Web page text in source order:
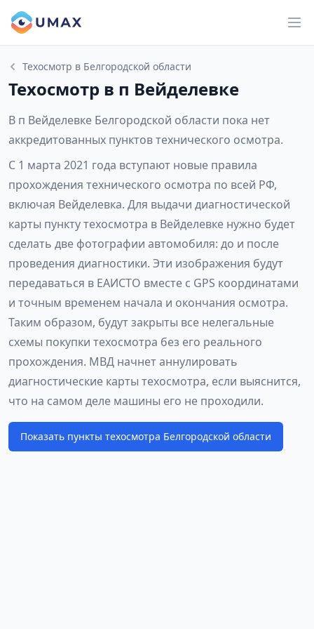
Техосмотр в Белгородской области
Техосмотр в п Вейделевке
В п Вейделевке Белгородской области пока нет
аккредитованных пунктов технического осмотра.
С 1 марта 2021 года вступают новые правила
прохождения технического осмотра по всей РФ,
включая Вейделевка. Для выдачи диагностической
карты пункту техосмотра в Вейделевке нужно будет
сделать две фотографии автомобиля: до и после
проведения диагностики. Эти изображения будут
передаваться в ЕАИСТО вместе с GPS координатами
и точным временем начала и окончания осмотра.
Таким образом, будут закрыты все нелегальные
схемы покупки техосмотра без его реального
прохождения. МВД начнет аннулировать
диагностические карты техосмотра, если выяснится,
что на самом деле машины его не проходили.
Показать пункты техосмотра Белгородской области